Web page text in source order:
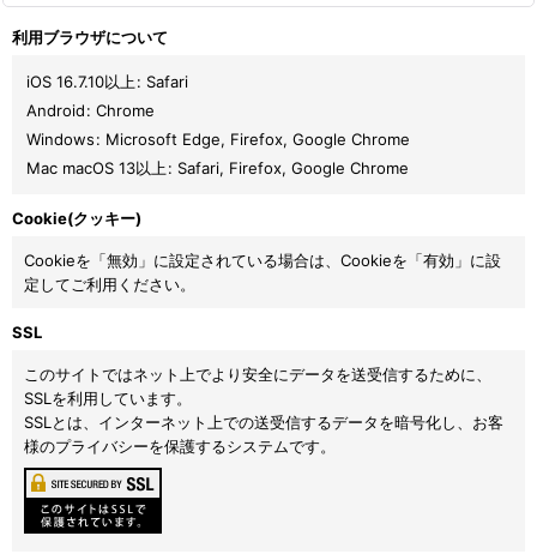
利用ブラウザについて
iOS 16.7.10以上: Safari
Android: Chrome
Windows: Microsoft Edge, Firefox, Google Chrome
Mac macOS 13以上: Safari, Firefox, Google Chrome
Cookie(クッキー)
Cookieを「無効」に設定されている場合は、Cookieを「有効」に設
定してご利用ください。
SSL
このサイトではネット上でより安全にデータを送受信するために、
SSLを利用しています。
SSLとは、インターネット上での送受信するデータを暗号化し、お客
様のプライバシーを保護するシステムです。